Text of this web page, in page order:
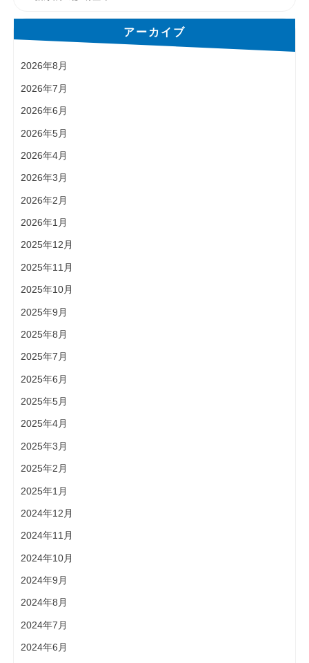
アーカイブ
2026年8月
2026年7月
2026年6月
2026年5月
2026年4月
2026年3月
2026年2月
2026年1月
2025年12月
2025年11月
2025年10月
2025年9月
2025年8月
2025年7月
2025年6月
2025年5月
2025年4月
2025年3月
2025年2月
2025年1月
2024年12月
2024年11月
2024年10月
2024年9月
2024年8月
2024年7月
2024年6月